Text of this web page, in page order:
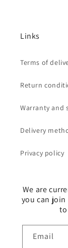
Links
Terms of
Return
Warranty and
Delivery
Privacy policy
We are
you can
Email